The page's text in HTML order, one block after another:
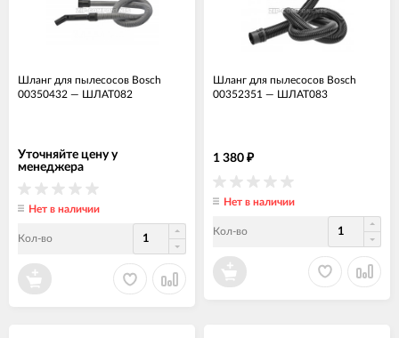
Шланг для пылесосов Bosch
00350432 — ШЛАТ082
Уточняйте цену у
менеджера
Нет в наличии
Кол-во
Шланг для пылесосов Bosch
00352351 — ШЛАТ083
1 380 ₽
Нет в наличии
Кол-во